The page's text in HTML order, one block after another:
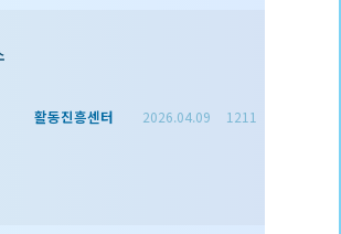
활동진흥센터 2026.04.09 1211